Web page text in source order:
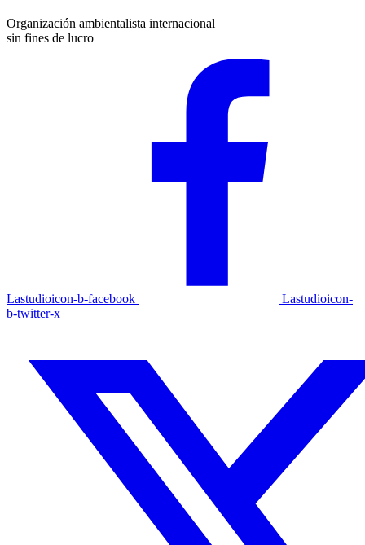
Organización ambientalista internacional
sin fines de lucro
Lastudioicon-b-facebook
Lastudioicon-
b-twitter-x